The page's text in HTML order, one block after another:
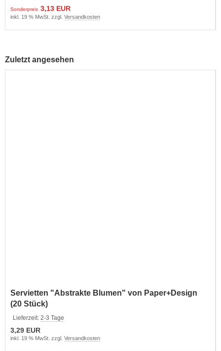
Sonderpreis 3,13 EUR
inkl. 19 % MwSt. zzgl. Versandkosten
Zuletzt angesehen
Servietten "Abstrakte Blumen" von Paper+Design
(20 Stück)
Lieferzeit: 2-3 Tage
3,29 EUR
inkl. 19 % MwSt. zzgl. Versandkosten